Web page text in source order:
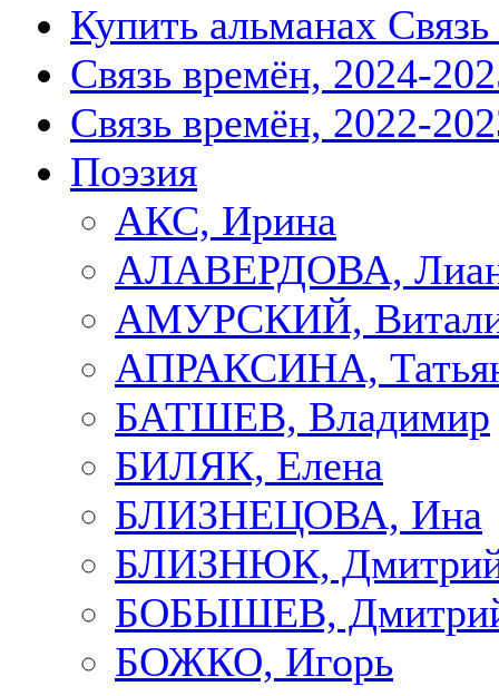
Купить альманах
Связь времён, 2024-
Связь времён, 2022-
Поэзия
АКС, Ирина
АЛАВЕРДОВА,
АМУРСКИЙ,
АПРАКСИНА,
БАТШЕВ, Владимир
БИЛЯК, Елена
БЛИЗНЕЦОВА, Ина
БЛИЗНЮК,
БОБЫШЕВ,
БОЖКО, Игорь